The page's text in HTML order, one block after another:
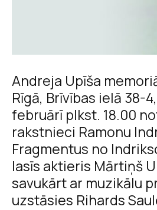
Andreja Upīša
Rīgā, Brīvības ielā 38-
februārī plkst. 18.00
rakstnieci Ramonu
Fragmentus no
lasīs aktieris Mārtiņš
savukārt ar muzikālu
uzstāsies Rihards